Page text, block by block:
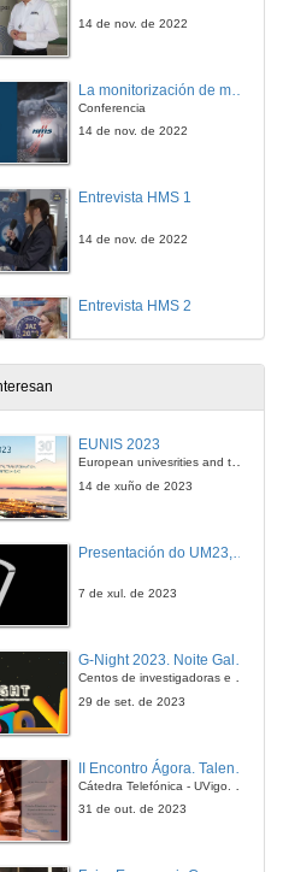
14 de nov. de 2022
Conferencia
14 de nov. de 2022
Entrevista HMS 1
14 de nov. de 2022
Entrevista HMS 2
Entendiendo el zero trust para entornos OT
14 de nov. de 2022
14 de nov. de 2022
14 de nov. de 2022
EUNIS 2023
European univesrities and the digital transformation: challenges and opportunities ahead
14 de xuño de 2023
7 de xul. de 2023
G-Night 2023. Noite Galega das Persoas Investigadoras. Conciencias creativas
Centos de investigadoras e investigadores, decenas de actividades e sete cidades
29 de set. de 2023
Cátedra Telefónica - UVigo. Espazos de innovación
31 de out. de 2023